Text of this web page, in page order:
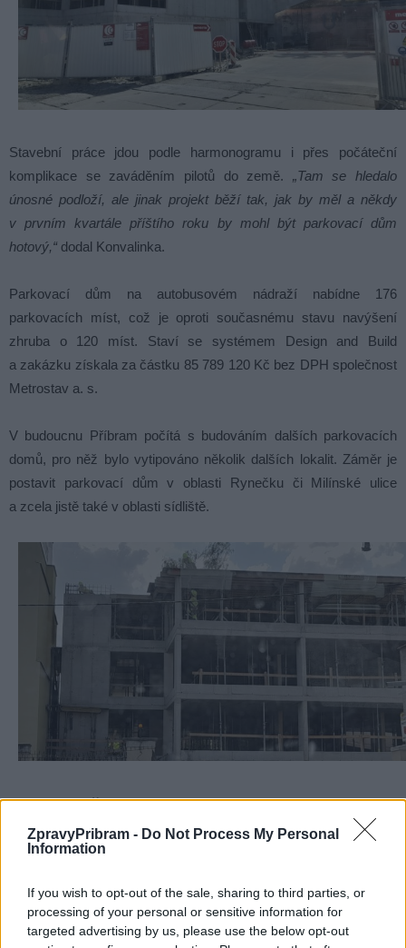
ZpravyPribram - Do Not Process My Personal
Information
If you wish to opt-out of the sale, sharing to third parties, or
processing of your personal or sensitive information for
targeted advertising by us, please use the below opt-out
Stavební práce jdou podle harmonogramu i přes počáteční
komplikace se zaváděním pilotů do země. „Tam se hledalo
únosné podloží, ale jinak projekt běží tak, jak by měl a někdy
v prvním kvartále příštího roku by mohl být parkovací dům
hotový,“ dodal Konvalinka.
Parkovací dům na autobusovém nádraží nabídne 176
parkovacích míst, což je oproti současnému stavu navýšení
zhruba o 120 míst. Staví se systémem Design and Build
a zakázku získala za částku 85 789 120 Kč bez DPH společnost
Metrostav a. s.
V budoucnu Příbram počítá s budováním dalších parkovacích
domů, pro něž bylo vytipováno několik dalších lokalit. Záměr je
postavit parkovací dům v oblasti Rynečku či Milínské ulice
a zcela jistě také v oblasti sídliště.
Komentáře
TAGY autobusové nádraží cena inflace
Metrostav
navýšení
nevyhovění parkovací dům parkoviště
rada města
stavba